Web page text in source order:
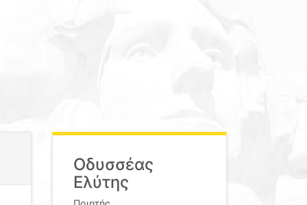
Οδυσσέας
Ελύτης